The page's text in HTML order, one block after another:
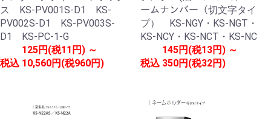
ス KS-PV001S-D1 KS-
PV002S-D1 KS-PV003S-
D1 KS-PC-1-G
税込
125円(税11円) ～
10,560円(税960円)
ームナンバー（切文字タイ
プ） KS-NGY・KS-NGT・
KS-NCY・KS-NCT・KS-NC
税込
145円(税13円) ～
350円(税32円)